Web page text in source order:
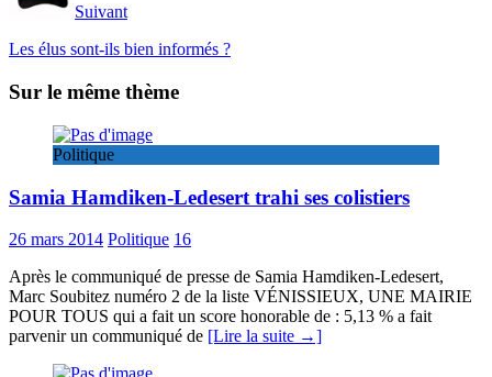
Suivant
Les élus sont-ils bien informés ?
Sur le même thème
Politique
Samia Hamdiken-Ledesert trahi ses colistiers
26 mars 2014 Politique 16
Après le communiqué de presse de Samia Hamdiken-Ledesert,
Marc Soubitez numéro 2 de la liste VÉNISSIEUX, UNE MAIRIE
POUR TOUS qui a fait un score honorable de : 5,13 % a fait
parvenir un communiqué de [Lire la suite →]